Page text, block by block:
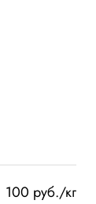
100 руб./кг